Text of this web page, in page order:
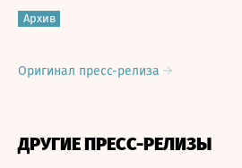
Архив
Оригинал пресс-релиза
ДРУГИЕ ПРЕСС-РЕЛИЗЫ